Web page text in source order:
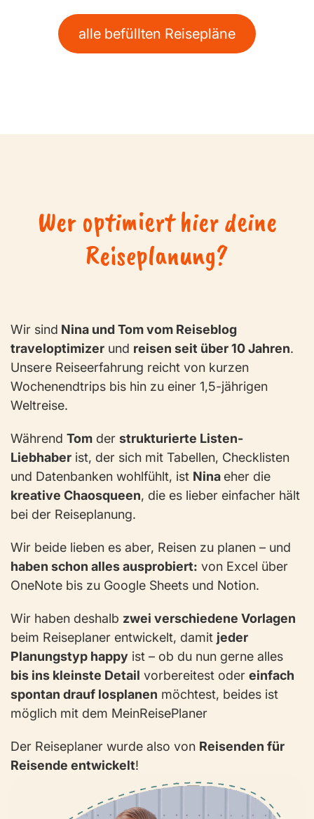
alle befüllten Reisepläne
Wer optimiert hier deine
Reiseplanung?
Wir sind Nina und Tom vom Reiseblog
traveloptimizer und reisen seit über 10 Jahren.
Unsere Reiseerfahrung reicht von kurzen
Wochenendtrips bis hin zu einer 1,5-jährigen
Weltreise.
Während Tom der strukturierte Listen-
Liebhaber ist, der sich mit Tabellen, Checklisten
und Datenbanken wohlfühlt, ist Nina eher die
kreative Chaosqueen, die es lieber einfacher hält
bei der Reiseplanung.
Wir beide lieben es aber, Reisen zu planen – und
haben schon alles ausprobiert: von Excel über
OneNote bis zu Google Sheets und Notion.
Wir haben deshalb zwei verschiedene Vorlagen
beim Reiseplaner entwickelt, damit jeder
Planungstyp happy ist – ob du nun gerne alles
bis ins kleinste Detail vorbereitest oder einfach
spontan drauf losplanen möchtest, beides ist
möglich mit dem MeinReisePlaner
Der Reiseplaner wurde also von Reisenden für
Reisende entwickelt!